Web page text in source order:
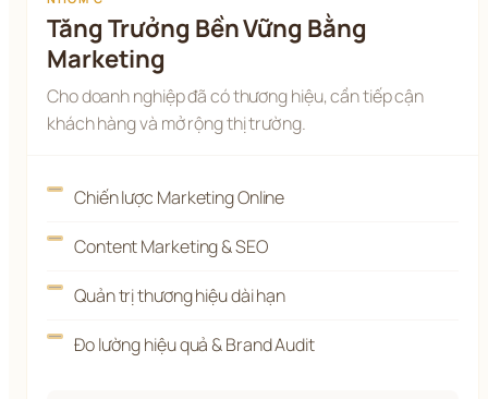
Tăng Trưởng Bền Vững Bằng
Marketing
Cho doanh nghiệp đã có thương hiệu, cần tiếp cận
khách hàng và mở rộng thị trường.
Chiến lược Marketing Online
Content Marketing & SEO
Quản trị thương hiệu dài hạn
Đo lường hiệu quả & Brand Audit